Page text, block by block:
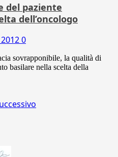
del paziente
dell’oncologo
0
sovrapponibile, la qualità di
basilare nella scelta della